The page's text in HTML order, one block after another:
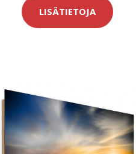
LISÄTIETOJA